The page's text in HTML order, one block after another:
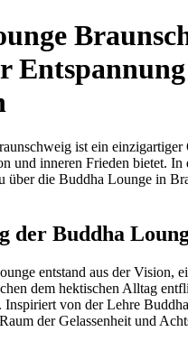
ist ein einzigartiger
und inneren Frieden bietet. In
über die Buddha Lounge in
der Buddha
entstand aus der Vision,
dem hektischen Alltag
von der Lehre
der Gelassenheit und